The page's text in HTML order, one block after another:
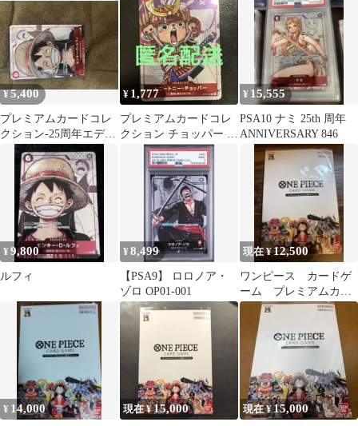
ディション P …
¥5,400
プレミアムカードコレ
クション‐25周年エディ
ション ルフィ プロモ
¥ 1,777
プレミアムカードコレ
クション チョッパー 1
¥ 15,555
PSA10 ナミ 25th 周年
ANNIVERSARY 846
¥9,800
ルフィ
¥8,499
【PSA9】 ロロノア・
ゾロ OP01-001
現在 ¥12,500
ワンピース カードゲ
ーム プレミアムカー
ドコレクション25周年
エディション
¥ 14,000 現在 ¥15,000 現在 ¥15,000